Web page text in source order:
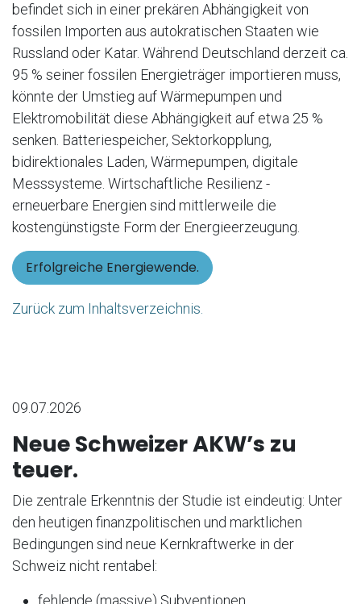
befindet sich in einer prekären Abhängigkeit von
fossilen Importen aus autokratischen Staaten wie
Russland oder Katar. Während Deutschland derzeit ca.
95 % seiner fossilen Energieträger importieren muss,
könnte der Umstieg auf Wärmepumpen und
Elektromobilität diese Abhängigkeit auf etwa 25 %
senken. Batteriespeicher, Sektorkopplung,
bidirektionales Laden, Wärmepumpen, digitale
Messsysteme. Wirtschaftliche Resilienz -
erneuerbare Energien sind mittlerweile die
kostengünstigste Form der Energieerzeugung.
Erfolgreiche Energiewende.
Zurück zum Inhaltsverzeichnis.
09.07.2026
Neue Schweizer AKW’s zu
teuer.
Die zentrale Erkenntnis der Studie ist eindeutig: Unter
den heutigen finanzpolitischen und marktlichen
Bedingungen sind neue Kernkraftwerke in der
Schweiz nicht rentabel: